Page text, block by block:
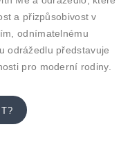
a přizpůsobivost v
odnímatelnému
odrážedlu představuje
pro moderní rodiny.